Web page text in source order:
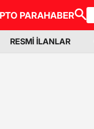
PARAHABER
RESMİ İLANLAR